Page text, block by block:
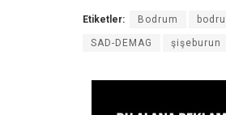
Etiketler: Bodrum
SAD-DEMAG şişeburun